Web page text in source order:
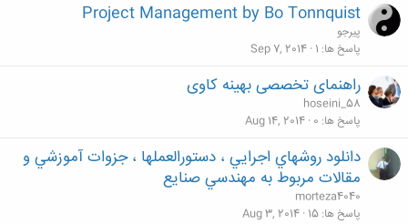
Project Management by Bo Tonnquist
پیرجو
پاسخ ها 1
Sep 7, 2014
راهنمای تخصصی بهینه کاوی
hoseini_58
پاسخ ها 0
Aug 14, 2014
دانلود روشهاي اجرايي ، دستورالعملها ، جزوات آموزشي و
مقالات مربوط به مهندسي صنايع
morteza4040
پاسخ ها 15
Aug 3, 2014